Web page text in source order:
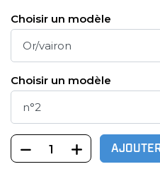
Choisir un modèle
Choisir un modèle